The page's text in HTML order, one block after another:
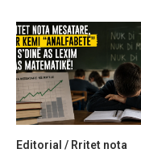
Editorial / Rritet nota